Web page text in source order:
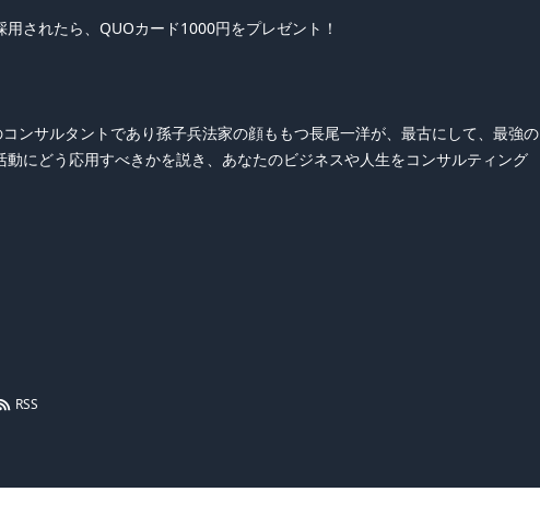
されたら、QUOカード1000円をプレゼント！
ンサルタントであり孫子兵法家の顔ももつ長尾一洋が、最古にして、最強の
にどう応用すべきかを説き、あなたのビジネスや人生をコンサルティング
RSS